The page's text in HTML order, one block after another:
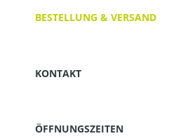
BESTELLUNG & VERSAND
KONTAKT
ÖFFNUNGSZEITEN